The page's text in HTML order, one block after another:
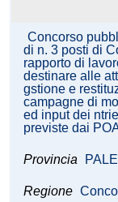
Concorso
di n. 3 posti di
rapporto di
destinare alle
gstione e
campagne di
ed input dei
previste dai
Provincia
Regione